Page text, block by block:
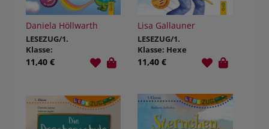
Daniela Höllwarth
LESEZUG/1.
Klasse:
Prinzessin Juni
11,40 €
Lisa Gallauner
LESEZUG/1.
Klasse: Hexe
Hanna hebt ab
11,40 €